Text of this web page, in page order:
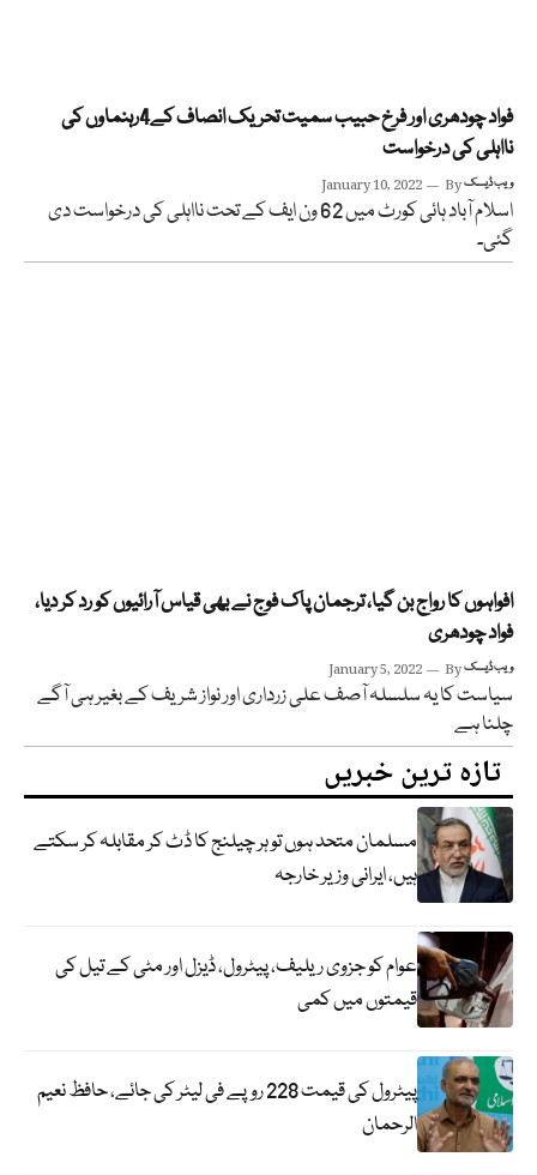
فواد چودھری اور فرخ حبیب سمیت تحریک انصاف کے4رہنماوں کی
نااہلی کی درخواست
January 10, 2022 Byویب ڈیسک
اسلام آباد ہائی کورٹ میں 62 ون ایف کے تحت نااہلی کی درخواست دی
گئی۔
افواہوں کا رواج بن گیا، ترجمان پاک فوج نے بھی قیاس آرائیوں کو رد کر دیا،
فواد چودھری
January 5, 2022 Byویب ڈیسک
سیاست کا یہ سلسلہ آصف علی زرداری اور نواز شریف کے بغیر ہی آگے
چلنا ہے
تازہ ترین خبریں
مسلمان متحد ہوں تو ہر چیلنج کا ڈٹ کر مقابلہ کر سکتے
ہیں، ایرانی وزیر خارجہ
عوام کو جزوی ریلیف، پیٹرول، ڈیزل اور مٹی کے تیل کی
قیمتوں میں کمی
پیٹرول کی قیمت 228 روپے فی لیٹر کی جائے، حافظ نعیم
الرحمان